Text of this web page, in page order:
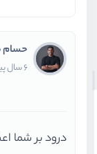
6 سال پیش
درود بر شما